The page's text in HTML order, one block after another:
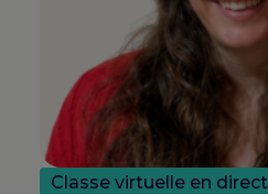
Classe virtuelle en direct